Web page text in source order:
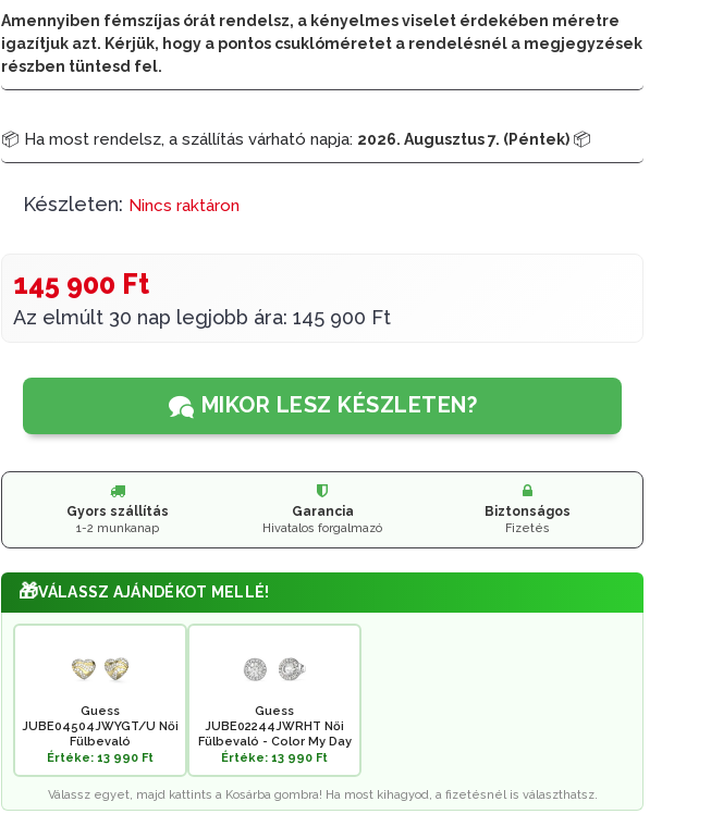
Amennyiben fémszíjas órát rendelsz, a kényelmes viselet érdekében méretre
igazítjuk azt. Kérjük, hogy a pontos csuklóméretet a rendelésnél a megjegyzések
részben tüntesd fel.
📦 Ha most rendelsz, a szállítás várható napja: 2026. Augusztus 7. (Péntek) 📦
Készleten: Nincs raktáron
145 900 Ft
Az elmúlt 30 nap legjobb ára: 145 900 Ft
MIKOR LESZ KÉSZLETEN?
Gyors szállítás
1-2 munkanap
Garancia
Hivatalos forgalmazó
Biztonságos
Fizetés
🎁VÁLASSZ AJÁNDÉKOT MELLÉ!
Guess
JUBE04504JWYGT/U Női
Fülbevaló
Értéke: 13 990 Ft
Guess
JUBE02244JWRHT Női
Fülbevaló - Color My Day
Értéke: 13 990 Ft
Válassz egyet, majd kattints a Kosárba gombra! Ha most kihagyod, a fizetésnél is választhatsz.